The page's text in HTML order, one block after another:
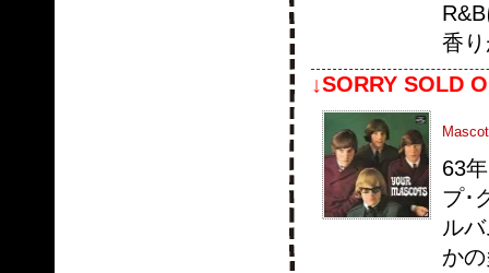
香
↓SORRY SOLD
63
プ･
ル
か